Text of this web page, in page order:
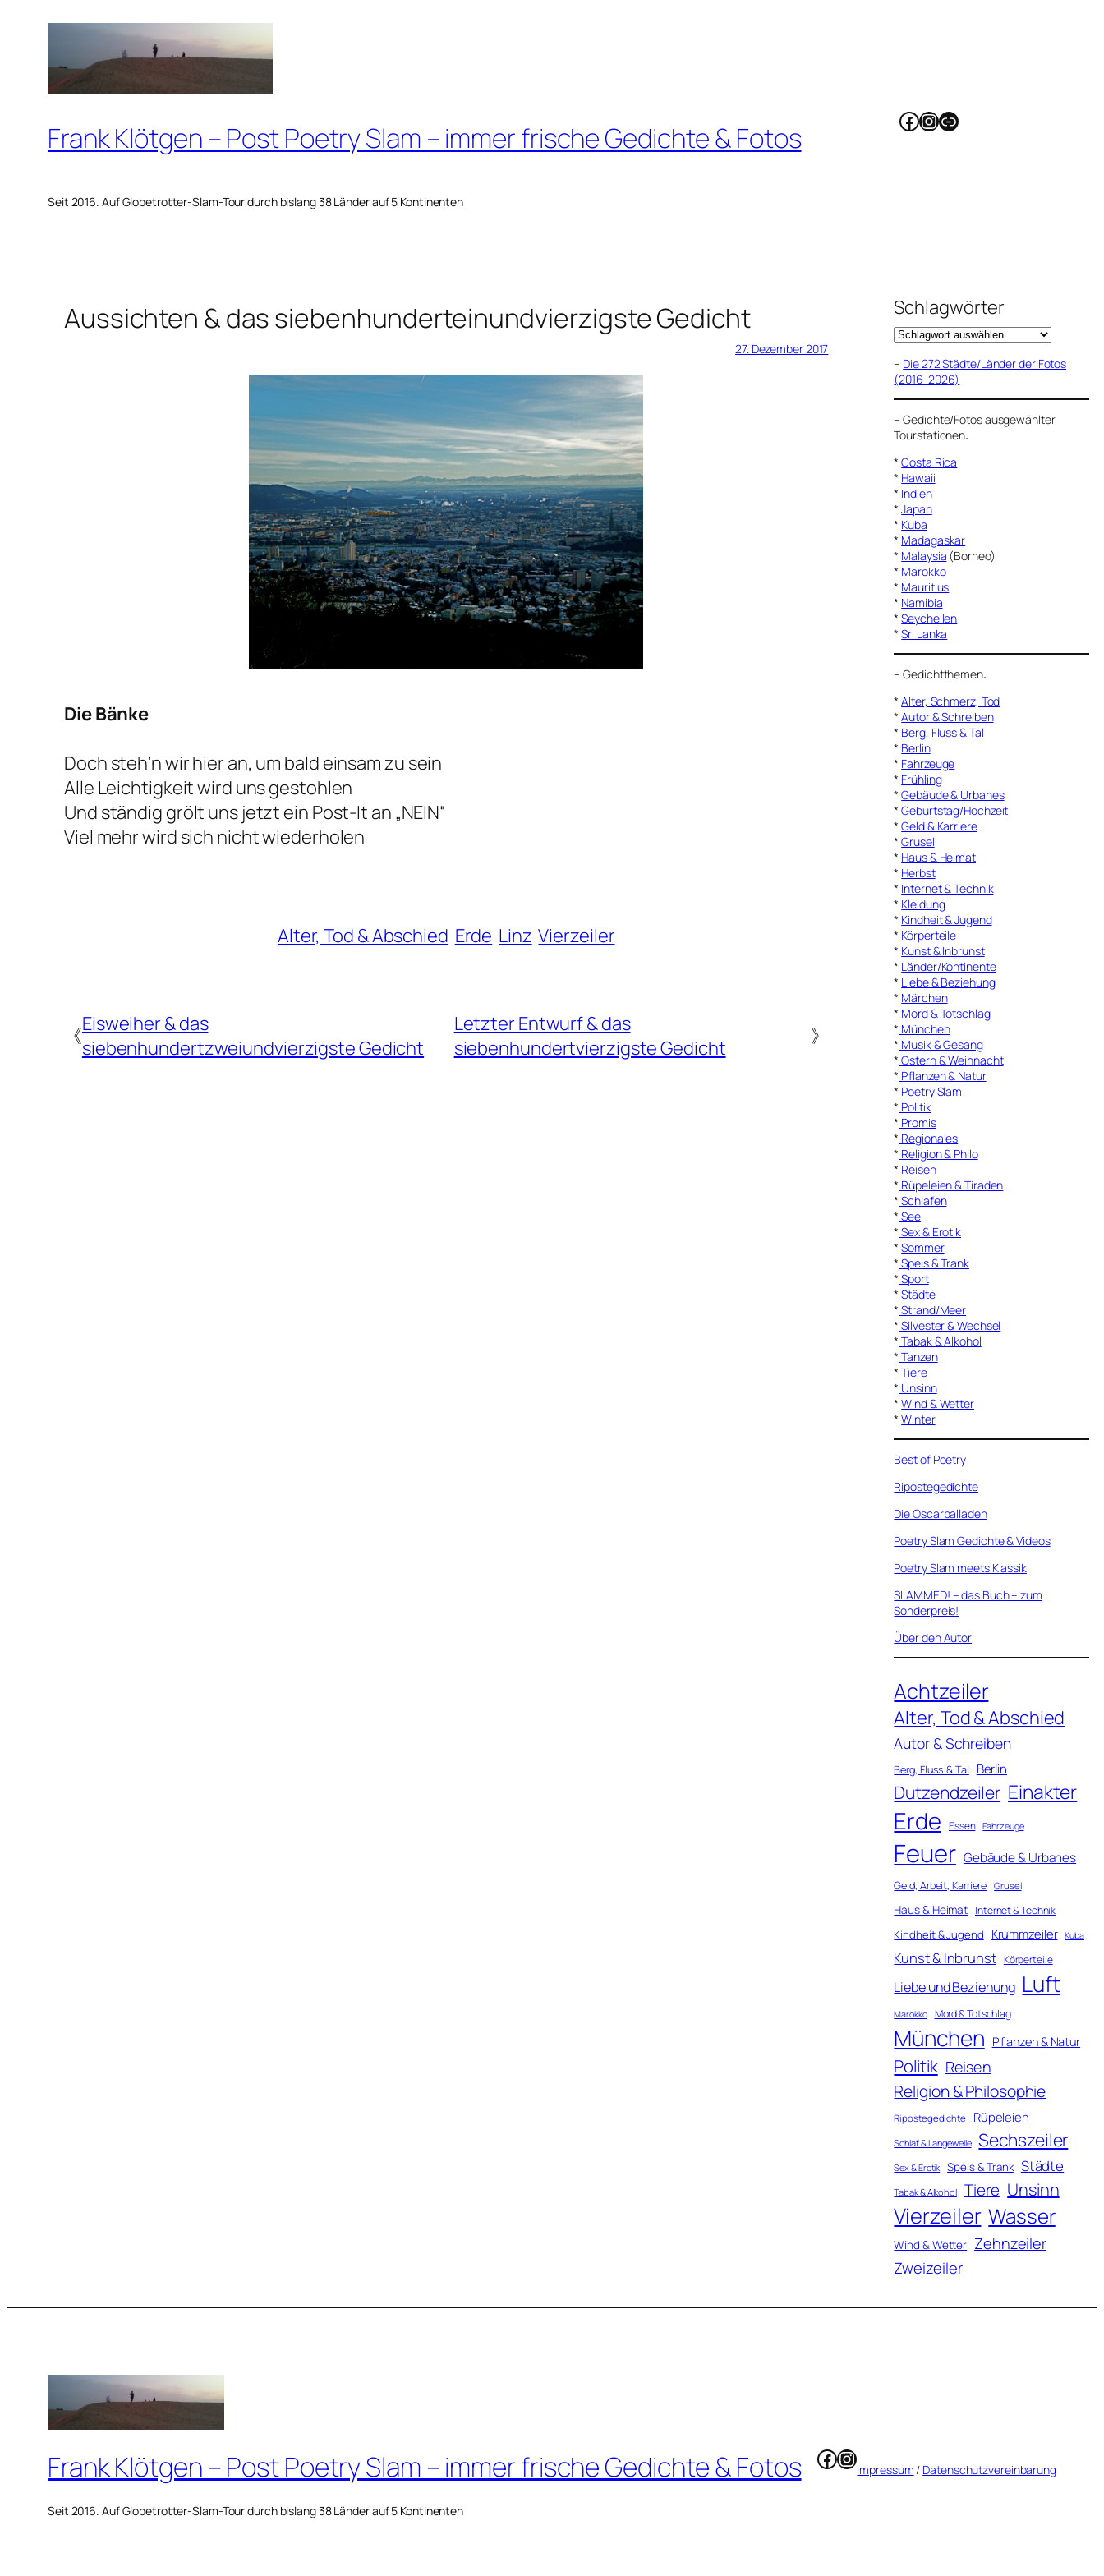
springen
Frank Klötgen – Post Poetry Slam – immer frische Gedichte & Fotos
Seit 2016. Auf Globetrotter-Slam-Tour durch bislang 38 Länder auf 5 Kontinenten
Facebook
Instagram
Link
Aussichten & das siebenhunderteinundvierzigste Gedicht
27. Dezember 2017
Die Bänke
Doch steh’n wir hier an, um bald einsam zu sein
Alle Leichtigkeit wird uns gestohlen
Und ständig grölt uns jetzt ein Post-It an „NEIN“
Viel mehr wird sich nicht wiederholen
Alter, Tod & Abschied Erde Linz Vierzeiler
《Eisweiher & das
siebenhundertzweiundvierzigste Gedicht
Letzter Entwurf & das
siebenhundertvierzigste Gedicht
》
Schlagwörter
– Die 272 Städte/Länder der Fotos
(2016-2026)
–Gedichte/Fotos ausgewählter
Tourstationen:
*Costa Rica
* Hawaii
* Indien
*Japan
* Kuba
* Madagaskar
* Malaysia (Borneo)
* Marokko
* Mauritius
* Namibia
*Seychellen
*Sri Lanka
–Gedichtthemen:
*Alter, Schmerz, Tod
*Autor & Schreiben
* Berg, Fluss & Tal
* Berlin
* Fahrzeuge
* Frühling
*Gebäude & Urbanes
*Geburtstag/Hochzeit
*Geld & Karriere
*Grusel
* Haus & Heimat
* Herbst
* Internet & Technik
* Kleidung
* Kindheit & Jugend
* Körperteile
* Kunst & Inbrunst
* Länder/Kontinente
* Liebe & Beziehung
* Märchen
* Mord & Totschlag
* München
* Musik & Gesang
* Ostern & Weihnacht
* Pflanzen & Natur
* Poetry Slam
* Politik
* Promis
* Regionales
* Religion & Philo
* Reisen
* Rüpeleien & Tiraden
* Schlafen
* See
* Sex & Erotik
*Sommer
* Speis & Trank
* Sport
*Städte
* Strand/Meer
* Silvester & Wechsel
* Tabak & Alkohol
* Tanzen
* Tiere
* Unsinn
*Wind & Wetter
*Winter
Best of Poetry
Ripostegedichte
Die Oscarballaden
Poetry Slam Gedichte & Videos
Poetry Slam meets Klassik
SLAMMED! – das Buch – zum
Sonderpreis!
Über den Autor
Achtzeiler
Alter, Tod & Abschied
Autor & Schreiben
Berg, Fluss & Tal Berlin
Dutzendzeiler Einakter
Erde Essen Fahrzeuge
Feuer Gebäude & Urbanes
Geld, Arbeit, Karriere Grusel
Haus & Heimat Internet & Technik
Kindheit & Jugend Krummzeiler Kuba
Kunst & Inbrunst Körperteile
Liebe und Beziehung Luft
Marokko Mord & Totschlag
München Pflanzen & Natur
Politik Reisen
Religion & Philosophie
Ripostegedichte Rüpeleien
Schlaf & Langeweile Sechszeiler
Sex & Erotik Speis & Trank Städte
Tabak & Alkohol Tiere Unsinn
Vierzeiler Wasser
Wind & Wetter Zehnzeiler
Zweizeiler
Frank Klötgen – Post Poetry Slam – immer frische Gedichte & Fotos
Seit 2016. Auf Globetrotter-Slam-Tour durch bislang 38 Länder auf 5 Kontinenten
Facebook
Instagram
Impressum / Datenschutzvereinbarung